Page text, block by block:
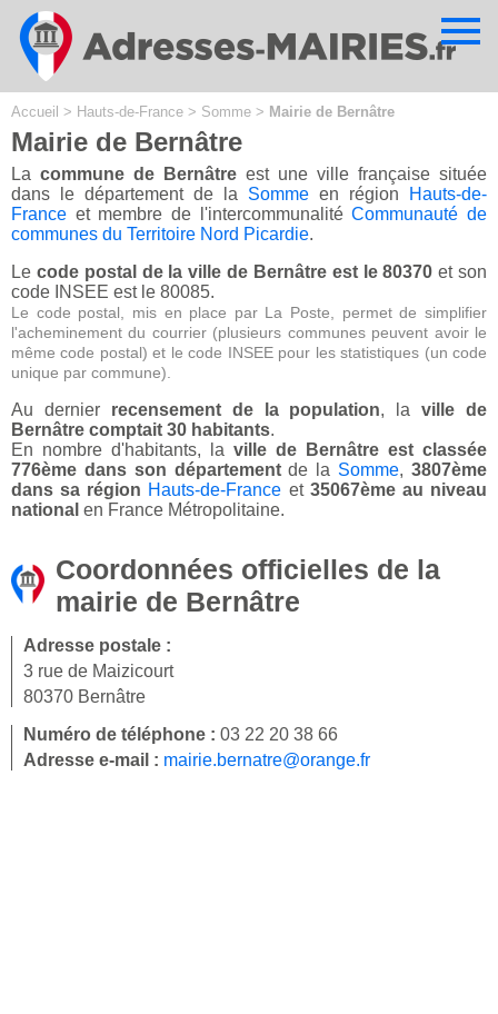
Accueil > Hauts-de-France > Somme > Mairie de Bernâtre
Mairie de Bernâtre
La commune de Bernâtre est une ville française située
dans le département de la Somme en région
Hauts-de-
France et membre de l'intercommunalitéCommunauté de
communes du Territoire Nord Picardie.
Le code postal de la ville de Bernâtre est le 80370 et son
code INSEE est le 80085.
Le code postal, mis en place par La Poste, permet de simplifier
l'acheminement du courrier (plusieurs communes peuvent avoir le
même code postal) et le code INSEE pour les statistiques (un code
unique par commune).
Au dernier recensement de la population, laville de
Bernâtre comptait 30 habitants.
En nombre d'habitants, la ville de Bernâtre est classée
776ème dans son départementde la Somme,3807ème
dans sa région Hauts-de-France et 35067ème au niveau
national en France Métropolitaine.
Coordonnées officielles de la
mairie de Bernâtre
Adresse postale :
3 rue de Maizicourt
80370 Bernâtre
Numéro de téléphone : 03 22 20 38 66
Adresse e-mail : mairie.bernatre@orange.fr
Cookies management panel